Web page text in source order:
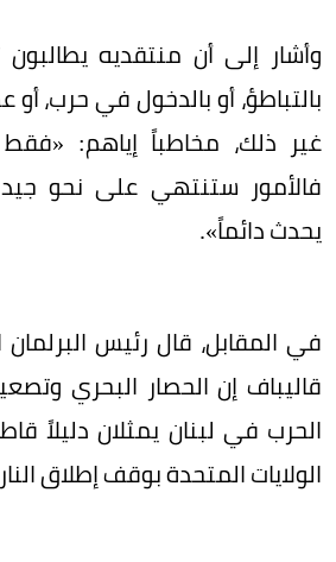
وأشار إلى أن منتقديه يطالبون
بالتباطؤ، أو بالدخول في حرب، أو
غير ذلك، مخاطباً إياهم: «فقط
فالأمور ستنتهي على نحو
يحدث دائماً».
في المقابل، قال رئيس البرلمان
قاليباف إن الحصار البحري
الحرب في لبنان يمثلان دليلاً
الولايات المتحدة بوقف إطلاق